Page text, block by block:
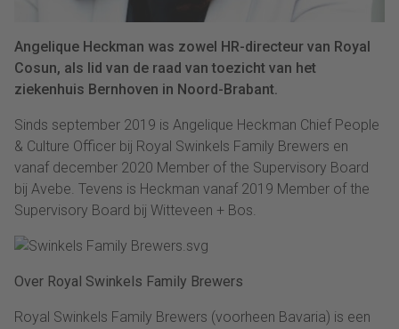
Angelique Heckman was zowel HR-directeur van Royal
Cosun, als lid van de raad van toezicht van het
ziekenhuis Bernhoven in Noord-Brabant.
Sinds september 2019 is Angelique Heckman Chief People
& Culture Officer bij Royal Swinkels Family Brewers en
vanaf december 2020 Member of the Supervisory Board
bij Avebe. Tevens is Heckman vanaf 2019 Member of the
Supervisory Board bij Witteveen + Bos.
Over Royal Swinkels Family Brewers
Royal Swinkels Family Brewers (voorheen Bavaria) is een